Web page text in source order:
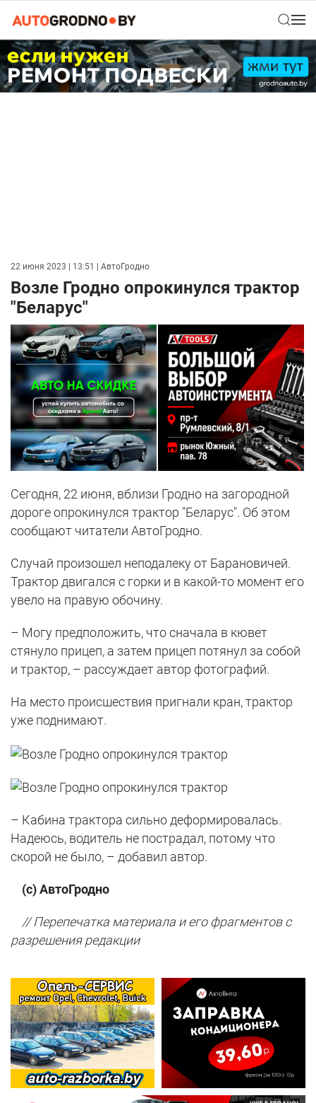
22 июня 2023 | 13:51 | АвтоГродно
Возле Гродно опрокинулся трактор
"Беларус"
Сегодня, 22 июня, вблизи Гродно на загородной
дороге опрокинулся трактор "Беларус". Об этом
сообщают читатели АвтоГродно.
Случай произошел неподалеку от Барановичей.
Трактор двигался с горки и в какой-то момент его
увело на правую обочину.
– Могу предположить, что сначала в кювет
стянуло прицеп, а затем прицеп потянул за собой
и трактор, – рассуждает автор фотографий.
На место происшествия пригнали кран, трактор
уже поднимают.
– Кабина трактора сильно деформировалась.
Надеюсь, водитель не пострадал, потому что
скорой не было, – добавил автор.
(с) АвтоГродно
// Перепечатка материала и его фрагментов с
разрешения редакции